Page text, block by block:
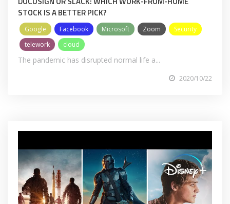
STOCK IS A BETTER PICK?
Google Facebook Microsoft Zoom
Security
telework
cloud
The pandemic has disrupted normal life a...
2020/10/22